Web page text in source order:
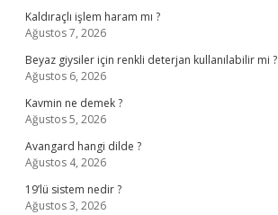
Kaldıraçlı işlem haram mı ?
Ağustos 7, 2026
Beyaz giysiler için renkli deterjan kullanılabilir mi ?
Ağustos 6, 2026
Kavmin ne demek ?
Ağustos 5, 2026
Avangard hangi dilde ?
Ağustos 4, 2026
19’lü sistem nedir ?
Ağustos 3, 2026